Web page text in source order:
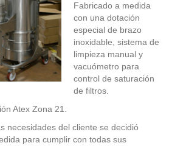
Fabricado a medida
con una dotación
especial de brazo
inoxidable, sistema de
limpieza manual y
vacuómetro para
control de saturación
de filtros.
Atex Zona 21.
necesidades del cliente se decidió
para cumplir con todas sus